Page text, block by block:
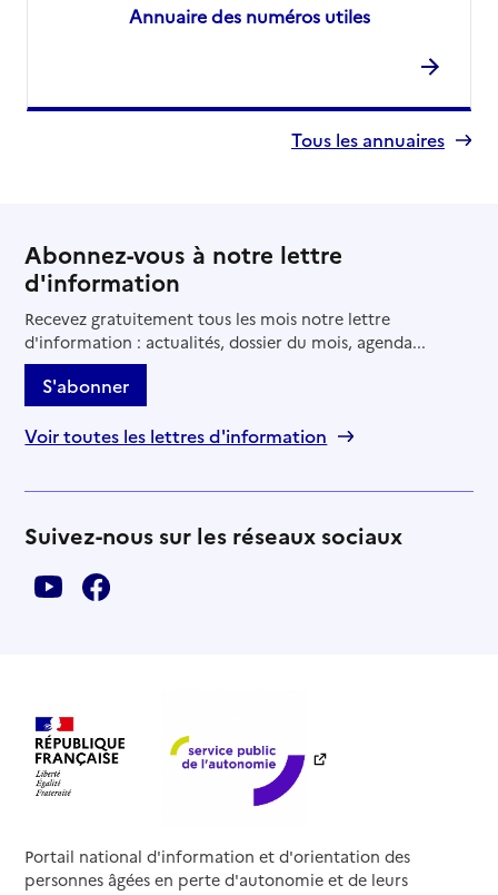
Annuaire des numéros utiles
Tous les annuaires
Abonnez-vous à notre lettre
d'information
Recevez gratuitement tous les mois notre lettre
d'information : actualités, dossier du mois, agenda...
S'abonner
Voir toutes les lettres d'information
Suivez-nous sur les réseaux sociaux
Portail national d'information et d'orientation des
personnes âgées en perte d'autonomie et de leurs